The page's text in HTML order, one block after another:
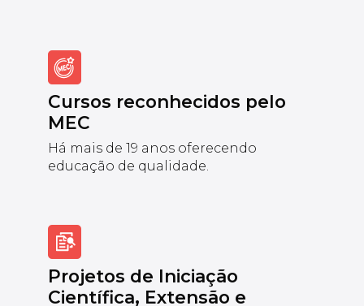
Cursos reconhecidos pelo
MEC
Há mais de 19 anos oferecendo
educação de qualidade.
Projetos de Iniciação
Científica, Extensão e